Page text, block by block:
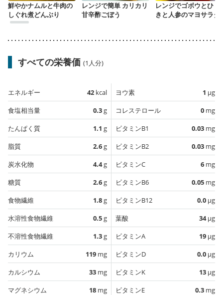
鮮やかナムルと牛肉の
しぐれ煮どんぶり
レンジで簡単 カリカリ
甘辛酢ごぼう
レンジでゴボウとひじ
きと人参のマヨサラダ
すべての栄養価 (1人分)
エネルギー 42 kcal
食塩相当量
0.3g
たんぱく質
1.1 g
脂質
2.6g
炭水化物
4.4g
糖質
2.6g
食物繊維
1.8g
水溶性食物繊維
0.5g
不溶性食物繊維
1.3g
カリウム
119 mg
カルシウム
33 mg
マグネシウム
18 mg
ヨウ素 1 µg
コレステロール
0 mg
ビタミンB1
0.03 mg
ビタミンB2
0.03 mg
ビタミンC
6 mg
ビタミンB6
0.05 mg
ビタミンB12
0.0 µg
葉酸
34µg
ビタミンA
19 µg
ビタミンD
0.0 µg
ビタミンK
13 µg
ビタミンE
0.3 mg